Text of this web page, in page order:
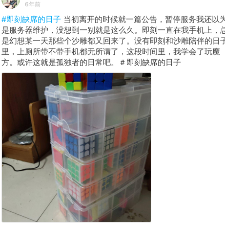
6年前
#即刻缺席的日子 当初离开的时候就一篇公告，暂停服务我还以
是服务器维护，没想到一别就是这么久。即刻一直在我手机上，
是幻想某一天那些个沙雕都又回来了。没有即刻和沙雕陪伴的日
里，上厕所带不带手机都无所谓了，这段时间里，我学会了玩魔
方。或许这就是孤独者的日常吧。＃即刻缺席的日子